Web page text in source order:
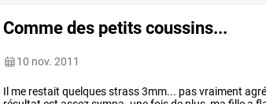
Comme des petits coussins...
10 nov. 2011
Il me restait quelques strass 3mm... pas vraiment